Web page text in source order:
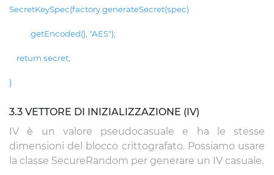
SecretKeySpec(factory.generateSecret(spec)
.getEncoded(), "AES");
return secret;
}
3.3 VETTORE DI INIZIALIZZAZIONE (IV)
IV è un valore pseudocasuale e ha le stesse
dimensioni del blocco crittografato. Possiamo usare
la classe SecureRandom per generare un IV casuale.